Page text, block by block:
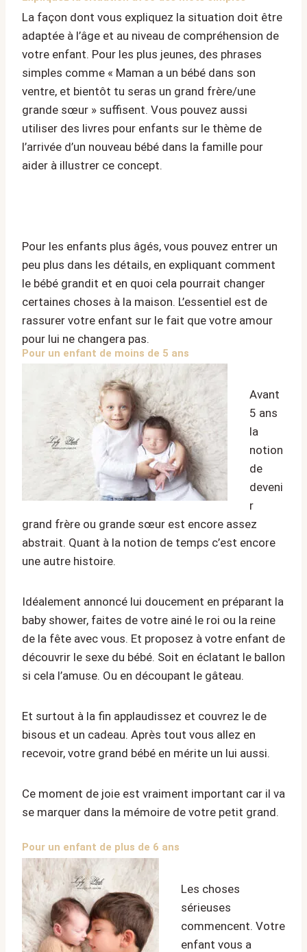
La façon dont vous expliquez la situation doit être
adaptée à l’âge et au niveau de compréhension de
votre enfant. Pour les plus jeunes, des phrases
simples comme « Maman a un bébé dans son
ventre, et bientôt tu seras un grand frère/une
grande sœur » suffisent. Vous pouvez aussi
utiliser des livres pour enfants sur le thème de
l’arrivée d’un nouveau bébé dans la famille pour
aider à illustrer ce concept.
Pour les enfants plus âgés, vous pouvez entrer un
peu plus dans les détails, en expliquant comment
le bébé grandit et en quoi cela pourrait changer
certaines choses à la maison. L’essentiel est de
rassurer votre enfant sur le fait que votre amour
pour lui ne changera pas.
Pour un enfant de moins de 5 ans
Avant
5 ans
la
notion
de
deveni
r
grand frère ou grande sœur est encore assez
abstrait. Quant à la notion de temps c’est encore
une autre histoire.
Idéalement annoncé lui doucement en préparant la
baby shower, faites de votre ainé le roi ou la reine
de la fête avec vous. Et proposez à votre enfant de
découvrir le sexe du bébé. Soit en éclatant le ballon
si cela l’amuse. Ou en découpant le gâteau.
Et surtout à la fin applaudissez et couvrez le de
bisous et un cadeau. Après tout vous allez en
recevoir, votre grand bébé en mérite un lui aussi.
Ce moment de joie est vraiment important car il va
se marquer dans la mémoire de votre petit grand.
Pour un enfant de plus de 6 ans
Les choses
sérieuses
commencent. Votre
enfant vous a